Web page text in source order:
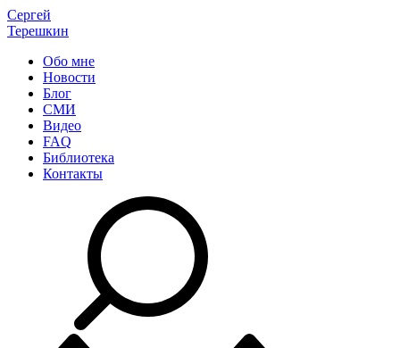
Сергей
Терешкин
Обо мне
Новости
Блог
СМИ
Видео
FAQ
Библиотека
Контакты